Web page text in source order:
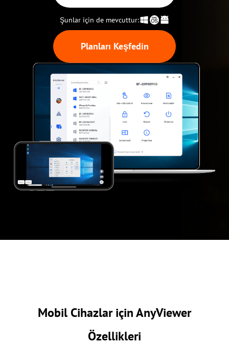
Şunlar için de mevcuttur:
Planları Keşfedin
Mobil Cihazlar için AnyViewer
Özellikleri